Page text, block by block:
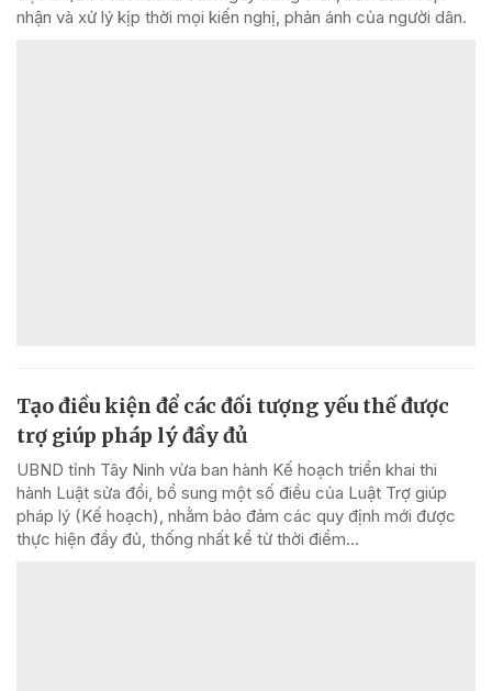
nhận và xử lý kịp thời mọi kiến nghị, phản ánh của người dân.
Tạo điều kiện để các đối tượng yếu thế được
trợ giúp pháp lý đầy đủ
UBND tỉnh Tây Ninh vừa ban hành Kế hoạch triển khai thi
hành Luật sửa đổi, bổ sung một số điều của Luật Trợ giúp
pháp lý (Kế hoạch), nhằm bảo đảm các quy định mới được
thực hiện đầy đủ, thống nhất kể từ thời điểm...